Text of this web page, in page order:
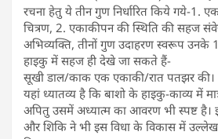
रचना हेतु ये तीन गुण निर्धारित किये गये-1.
चित्रण, 2. एकाकीपन की स्थिति की सहज
अभिव्यक्ति, तीनों गुण उदाहरण स्वरूप उनके
हाइकु में सहज ही देखे जा सकते हैं-
सूखी डाल/काक एक एकाकी/रात पतझर की।
यहां ध्यातव्य है कि बाशो के हाइकु-काव्य में
अपितु उसमें अध्यात्म का आवरण भी स्पष्ट है।
और शिकि ने भी इस विधा के विकास में